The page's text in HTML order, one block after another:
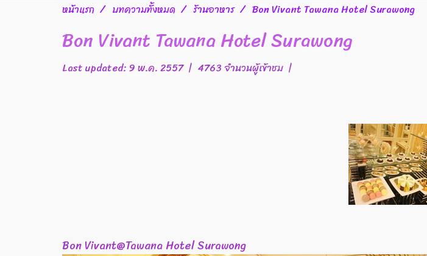
หน้าแรก บทความทั้งหมด ร้านอาหาร Bon Vivant Tawana Hotel Surawong
Bon Vivant Tawana Hotel Surawong
Last updated: 9 พ.ค. 2557 | 4763 จำนวนผู้เข้าชม |
Bon Vivant@Tawana Hotel Surawong